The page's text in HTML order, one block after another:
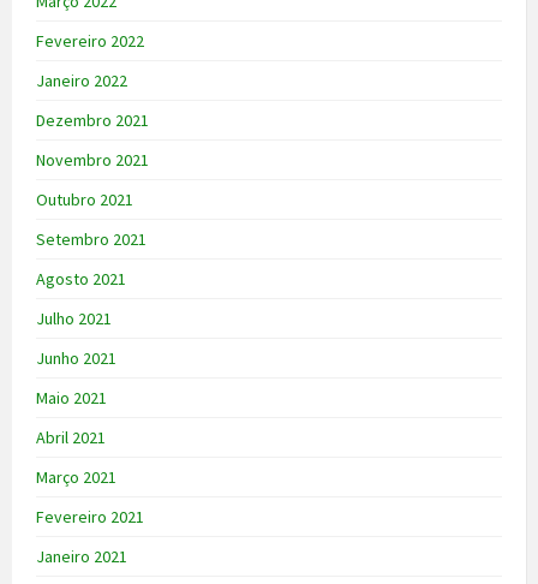
Fevereiro 2022
Janeiro 2022
Dezembro 2021
Novembro 2021
Outubro 2021
Setembro 2021
Agosto 2021
Julho 2021
Junho 2021
Maio 2021
Abril 2021
Março 2021
Fevereiro 2021
Janeiro 2021